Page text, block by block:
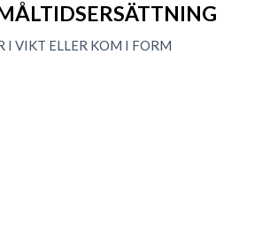
I VIKT ELLER KOM I FORM